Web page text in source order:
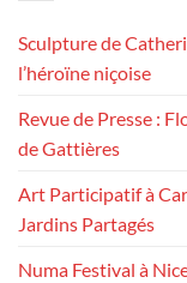
Sculpture de
l’héroïne niçoise
Revue de Presse :
de Gattières
Art Participatif à
Jardins Partagés
Numa Festival à